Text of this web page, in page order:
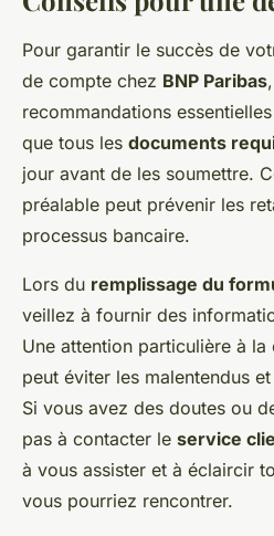
Pour garantir le succès de
de compte chez BNP Paribas
recommandations
que tous les documents
jour avant de les soumettre.
préalable peut prévenir les
processus bancaire.
Lors du remplissage du
veillez à fournir des
Une attention particulière à
peut éviter les malentendus
Si vous avez des doutes ou
pas à contacter le service
à vous assister et à éclaircir
vous pourriez rencontrer.